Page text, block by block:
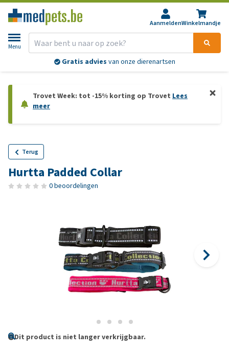
AanmeldenWinkelmandje
Menu
Gratis advies van onze dierenartsen
Trovet Week: tot -15% korting op Trovet Lees
meer
Terug
Hurtta Padded Collar
0 beoordelingen
Dit product is niet langer verkrijgbaar.